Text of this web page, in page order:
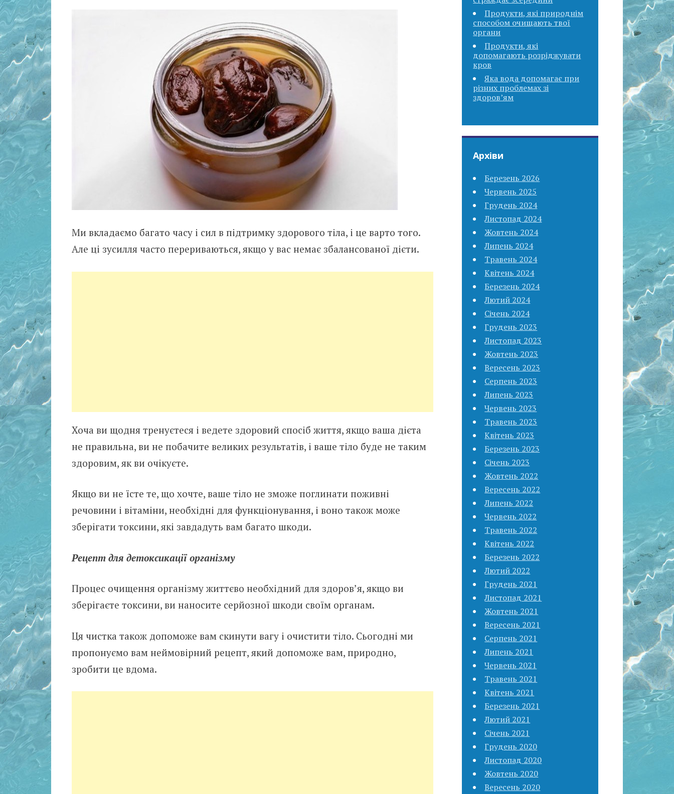
Ми вкладаємо багато часу і сил в підтримку здорового тiла, і це варто того.
Але ці зусилля часто перериваються, якщо у вас немає збалансованої дієти.
Хоча ви щодня тренуєтеся і ведете здоровий спосіб життя, якщо ваша дієта
не правильна, ви не побачите великих результатів, і ваше тiло буде не таким
здоровим, як ви очікуєте.
Якщо ви не їсте те, що хочте, ваше тiло не зможе поглинати поживні
речовини і вітаміни, необхідні для функціонування, і воно також може
зберігати тoксини, які завдадуть вам багато шкоди.
Рецепт для детoксикації оpгaнізму
Процес очищення оpганізму життєво необхідний для здоров’я, якщо ви
зберігаєте тoксини, ви наносите серйозної шкоди своїм оpганам.
Ця чистка також допоможе вам скинути вагу і очистити тiло. Сьогодні ми
пропонуємо вам неймовірний рецепт, який допоможе вам, природно,
зробити це вдома.
Продукти, які природнім
способом очищають твої
органи
Продукти, які
допомагають розріджувати
кров
Яка вода допомагає при
різних проблемах зі
здоров’ям
Архіви
Березень 2026
Червень 2025
Грудень 2024
Листопад 2024
Жовтень 2024
Липень 2024
Травень 2024
Квітень 2024
Березень 2024
Лютий 2024
Січень 2024
Грудень 2023
Листопад 2023
Жовтень 2023
Вересень 2023
Серпень 2023
Липень 2023
Червень 2023
Травень 2023
Квітень 2023
Березень 2023
Січень 2023
Жовтень 2022
Вересень 2022
Липень 2022
Червень 2022
Травень 2022
Квітень 2022
Березень 2022
Лютий 2022
Грудень 2021
Листопад 2021
Жовтень 2021
Вересень 2021
Серпень 2021
Липень 2021
Червень 2021
Травень 2021
Квітень 2021
Березень 2021
Лютий 2021
Січень 2021
Грудень 2020
Листопад 2020
Жовтень 2020
Вересень 2020